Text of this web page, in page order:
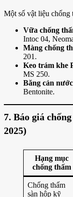
Một số vật liệu chống
Vữa chống
Intoc 04,
Màng chống
201.
Keo trám khe
MS 250.
Băng cản
Bentonite.
7. Báo giá
2025)
Hạng mục
chống thấm
Chống thấm
sàn hộp kỹ